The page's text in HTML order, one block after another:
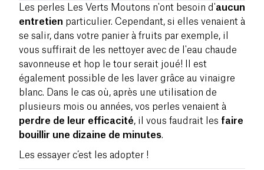
Les perles Les Verts Moutons n'ont besoin d'aucun
entretien particulier. Cependant, si elles venaient à
se salir, dans votre panier à fruits par exemple, il
vous suffirait de les nettoyer avec de l'eau chaude
savonneuse et hop le tour serait joué! Il est
également possible de les laver grâce au vinaigre
blanc. Dans le cas où, après une utilisation de
plusieurs mois ou années, vos perles venaient à
perdre de leur efficacité, il vous faudrait les faire
bouillir une dizaine de minutes.
Les essayer c’est les adopter !